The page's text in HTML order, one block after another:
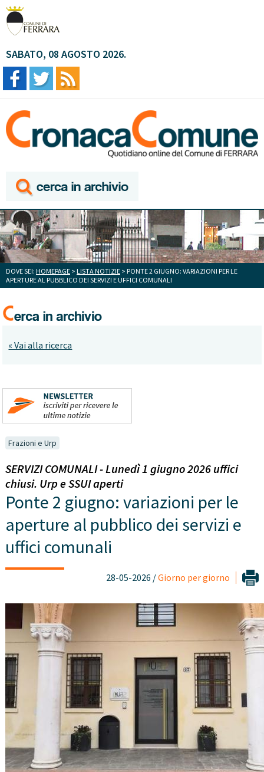
SABATO, 08 AGOSTO 2026.
DOVE SEI: HOMEPAGE > LISTA NOTIZIE > PONTE 2 GIUGNO: VARIAZIONI PER LE
APERTURE AL PUBBLICO DEI SERVIZI E UFFICI COMUNALI
« Vai alla ricerca
Frazioni e Urp
SERVIZI COMUNALI - Lunedì 1 giugno 2026 uffici
chiusi. Urp e SSUI aperti
Ponte 2 giugno: variazioni per le
aperture al pubblico dei servizi e
uffici comunali
28-05-2026 /Giorno per giorno